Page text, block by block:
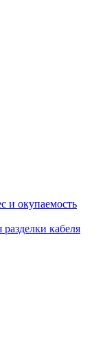
и окупаемость
кабеля